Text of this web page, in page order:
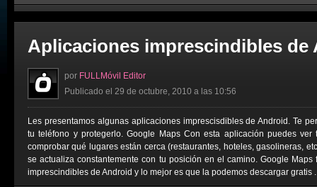
Aplicaciones imprescindibles de
por FULLMóvil Editor
Publicado el 29 de octubre, 2010 a las 10:56
Les presentamos algunas aplicaciones imprescisdibles de Android. Te
tu teléfono y protegerlo. Google Maps Con esta aplicación puedes
comprobar qué lugares están cerca (restaurantes, hoteles, gasolineras,
se actualiza constantemente con tu posición en el camino. Google
imprescindibles de Android y lo mejor es que la podemos descargar gratis